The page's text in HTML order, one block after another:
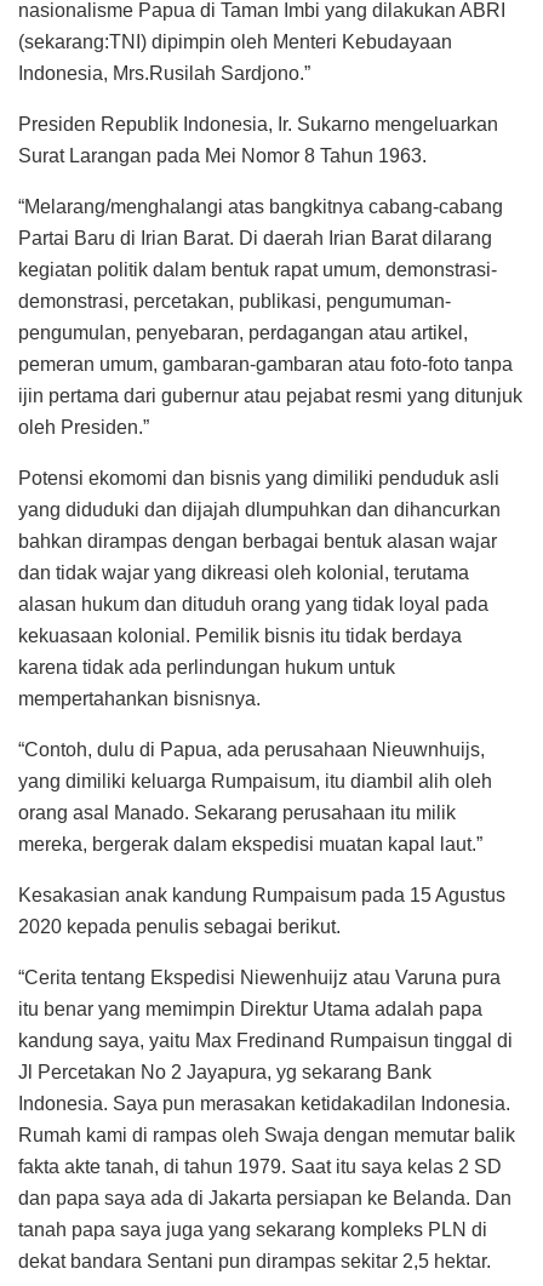
nasionalisme Papua di Taman Imbi yang dilakukan ABRI
(sekarang:TNI) dipimpin oleh Menteri Kebudayaan
Indonesia, Mrs.Rusilah Sardjono.”
Presiden Republik Indonesia, Ir. Sukarno mengeluarkan
Surat Larangan pada Mei Nomor 8 Tahun 1963.
“Melarang/menghalangi atas bangkitnya cabang-cabang
Partai Baru di Irian Barat. Di daerah Irian Barat dilarang
kegiatan politik dalam bentuk rapat umum, demonstrasi-
demonstrasi, percetakan, publikasi, pengumuman-
pengumulan, penyebaran, perdagangan atau artikel,
pemeran umum, gambaran-gambaran atau foto-foto tanpa
ijin pertama dari gubernur atau pejabat resmi yang ditunjuk
oleh Presiden.”
Potensi ekomomi dan bisnis yang dimiliki penduduk asli
yang diduduki dan dijajah dlumpuhkan dan dihancurkan
bahkan dirampas dengan berbagai bentuk alasan wajar
dan tidak wajar yang dikreasi oleh kolonial, terutama
alasan hukum dan dituduh orang yang tidak loyal pada
kekuasaan kolonial. Pemilik bisnis itu tidak berdaya
karena tidak ada perlindungan hukum untuk
mempertahankan bisnisnya.
“Contoh, dulu di Papua, ada perusahaan Nieuwnhuijs,
yang dimiliki keluarga Rumpaisum, itu diambil alih oleh
orang asal Manado. Sekarang perusahaan itu milik
mereka, bergerak dalam ekspedisi muatan kapal laut.”
Kesakasian anak kandung Rumpaisum pada 15 Agustus
2020 kepada penulis sebagai berikut.
“Cerita tentang Ekspedisi Niewenhuijz atau Varuna pura
itu benar yang memimpin Direktur Utama adalah papa
kandung saya, yaitu Max Fredinand Rumpaisun tinggal di
Jl Percetakan No 2 Jayapura, yg sekarang Bank
Indonesia. Saya pun merasakan ketidakadilan Indonesia.
Rumah kami di rampas oleh Swaja dengan memutar balik
fakta akte tanah, di tahun 1979. Saat itu saya kelas 2 SD
dan papa saya ada di Jakarta persiapan ke Belanda. Dan
tanah papa saya juga yang sekarang kompleks PLN di
dekat bandara Sentani pun dirampas sekitar 2,5 hektar.